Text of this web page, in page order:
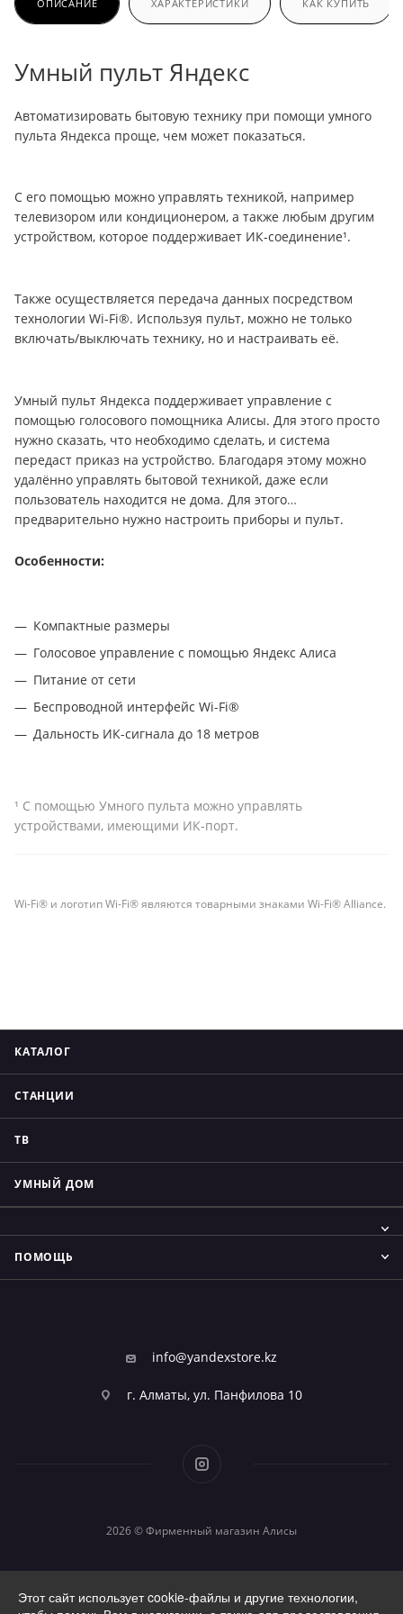
ОПИСАНИЕ ХАРАКТЕРИСТИКИ КАК КУПИТЬ
Умный пульт Яндекс
Автоматизировать бытовую технику при помощи умного
пульта Яндекса проще, чем может показаться.
С его помощью можно управлять техникой, например
телевизором или кондиционером, а также любым другим
устройством, которое поддерживает ИК-соединение¹.
Также осуществляется передача данных посредством
технологии Wi-Fi®. Используя пульт, можно не только
включать/выключать технику, но и настраивать её.
Умный пульт Яндекса поддерживает управление с
помощью голосового помощника Алисы. Для этого просто
нужно сказать, что необходимо сделать, и система
передаст приказ на устройство. Благодаря этому можно
удалённо управлять бытовой техникой, даже если
пользователь находится не дома. Для этого
предварительно нужно настроить приборы и пульт.
Особенности:
Компактные размеры
Голосовое управление с помощью Яндекс Алиса
Питание от сети
Беспроводной интерфейс Wi-Fi®
Дальность ИК-сигнала до 18 метров
¹ С помощью Умного пульта можно управлять
устройствами, имеющими ИК-порт.
Wi-Fi® и логотип Wi-Fi® являются товарными знаками Wi-Fi® Alliance.
КАТАЛОГ
СТАНЦИИ
ТВ
УМНЫЙ ДОМ
ПОМОЩЬ
info@yandexstore.kz
г. Алматы, ул. Панфилова 10
2026 © Фирменный магазин Алисы
Этот сайт использует cookie-файлы и другие технологии,